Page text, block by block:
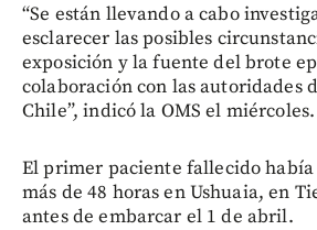
“Se están llevando a cabo
esclarecer las posibles
exposición y la fuente del brote
colaboración con las autoridades
Chile”, indicó la OMS el miércoles.
El primer paciente fallecido
más de 48 horas en Ushuaia, en
antes de embarcar el 1 de abril.